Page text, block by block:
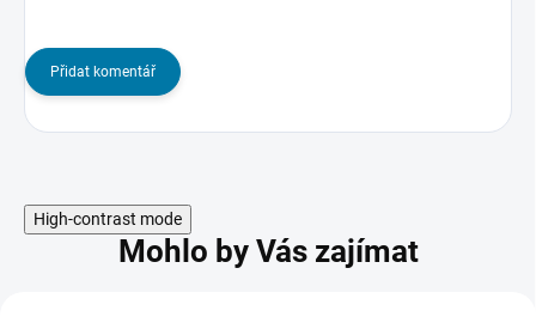
Přidat komentář
High-contrast mode
Mohlo by Vás zajímat